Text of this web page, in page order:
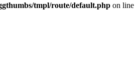
tmpl/route/default.php on line